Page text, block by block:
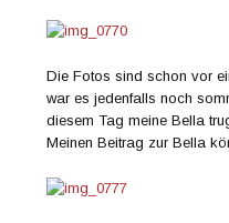
Die Fotos sind schon vor
war es jedenfalls noch
diesem Tag meine Bella
Meinen Beitrag zur Bella